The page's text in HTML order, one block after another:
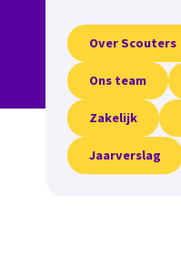
Over Scouters
Ons team
Zakelijk
Jaarverslag